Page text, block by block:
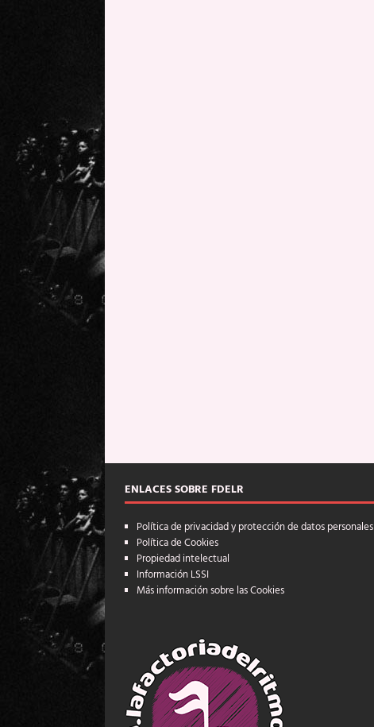
ENLACES SOBRE FDELR
Política de privacidad y protección de datos personales
Política de Cookies
Propiedad intelectual
Información LSSI
Más información sobre las Cookies